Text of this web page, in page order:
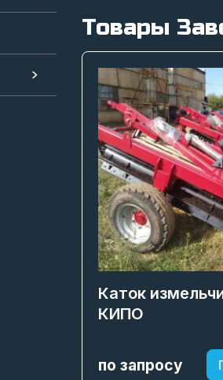
Товары
Каток
КИПО
по запросу